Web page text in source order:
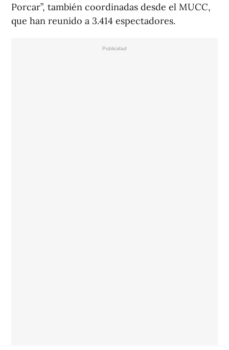
Porcar”, también coordinadas desde el MUCC,
que han reunido a 3.414 espectadores.